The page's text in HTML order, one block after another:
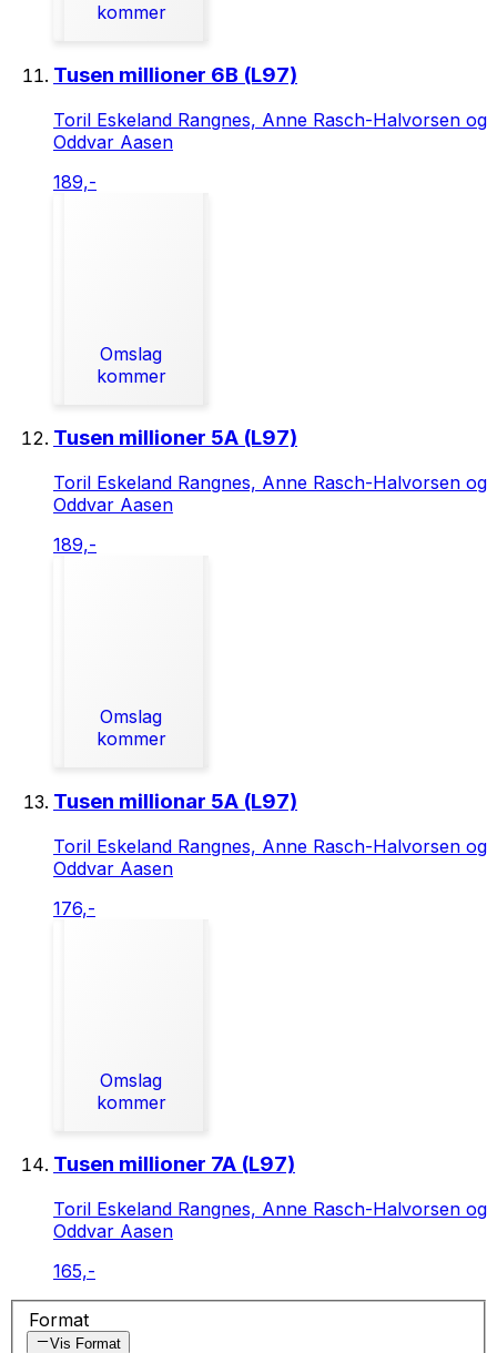
kommer
Tusen millioner 6B (L97)
Toril Eskeland Rangnes, Anne Rasch-Halvorsen og
Oddvar Aasen
189,-
Omslag
kommer
Tusen millioner 5A (L97)
Toril Eskeland Rangnes, Anne Rasch-Halvorsen og
Oddvar Aasen
189,-
Omslag
kommer
Tusen millionar 5A (L97)
Toril Eskeland Rangnes, Anne Rasch-Halvorsen og
Oddvar Aasen
176,-
Omslag
kommer
Tusen millioner 7A (L97)
Toril Eskeland Rangnes, Anne Rasch-Halvorsen og
Oddvar Aasen
165,-
Format
Vis Format